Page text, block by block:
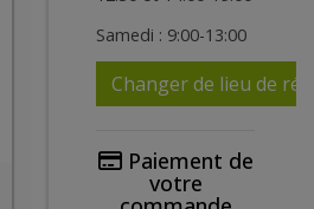
Samedi : 9:00-13:00
Changer de lieu de
Paiement de
votre